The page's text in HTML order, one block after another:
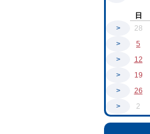
日
>
28
>
5
>
12
>
19
>
26
>
2